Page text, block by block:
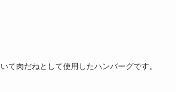
て肉だねとして使用したハンバーグです。